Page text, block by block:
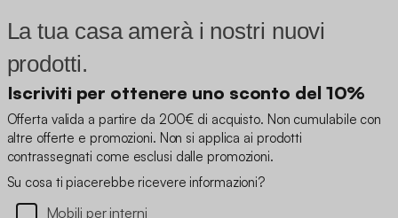
La tua casa amerà i nostri nuovi
prodotti.
Iscriviti per ottenere uno sconto del 10%
Offerta valida a partire da 200€ di acquisto. Non cumulabile con
altre offerte e promozioni. Non si applica ai prodotti
contrassegnati come esclusi dalle promozioni.
Su cosa ti piacerebbe ricevere informazioni?
Mobili per interni